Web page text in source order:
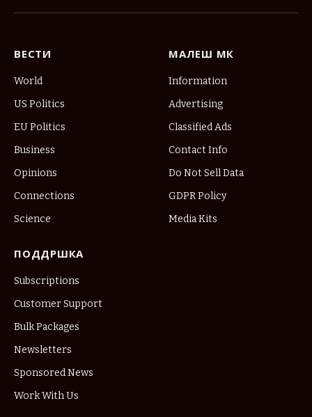
ВЕСТИ
World
US Politics
EU Politics
Business
Opinions
Connections
Science
МАЛЕШ МК
Information
Advertising
Classified Ads
Contact Info
Do Not Sell Data
GDPR Policy
Media Kits
ПОДДРШКА
Subscriptions
Customer Support
Bulk Packages
Newsletters
Sponsored News
Work With Us